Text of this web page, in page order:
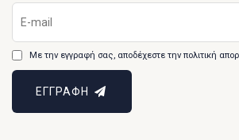
Με την εγγραφή σας, αποδέχεστε την πολιτική
ΕΓΓΡΑΦΗ